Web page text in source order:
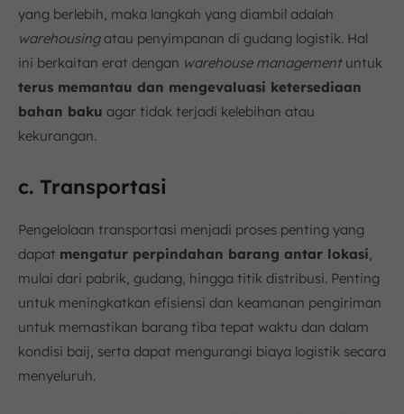
yang berlebih, maka langkah yang diambil adalah
warehousingatau penyimpanan di gudang logistik. Hal
ini berkaitan erat dengan warehouse managementuntuk
terus memantau dan mengevaluasi ketersediaan
bahan baku agar tidak terjadi kelebihan atau
kekurangan.
c. Transportasi
Pengelolaan transportasi menjadi proses penting yang
dapat mengatur perpindahan barang antar lokasi,
mulai dari pabrik, gudang, hingga titik distribusi. Penting
untuk meningkatkan efisiensi dan keamanan pengiriman
untuk memastikan barang tiba tepat waktu dan dalam
kondisi baij, serta dapat mengurangi biaya logistik secara
menyeluruh.